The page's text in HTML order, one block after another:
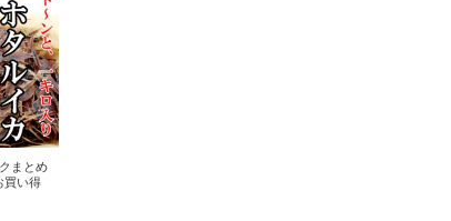
まとめ
買い得